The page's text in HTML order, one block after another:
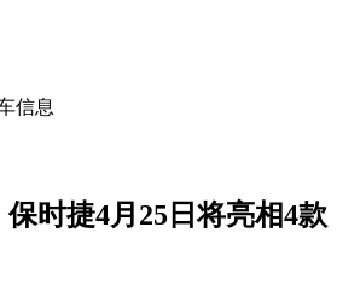
信息
时捷4月25日将亮相4款